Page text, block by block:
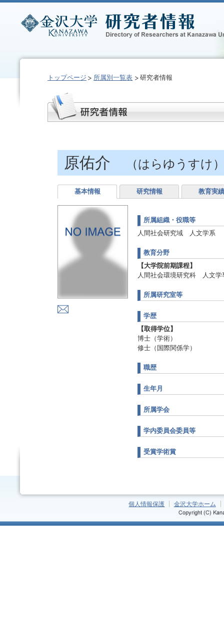
トップページ 所属別一覧表 研究者情報
原佑介 （はらゆうすけ
基本情報 研究情報 教育実績
所属組織・役職等
人間社会研究域 人文学系
教育分野
【大学院前期課程】
人間社会環境研究科 人文学
所属研究室等
学歴
【取得学位】
博士（学術）
修士（国際関係学）
職歴
生年月
所属学会
学内委員会委員等
受賞学術賞
個人情報保護 金沢大学ホーム